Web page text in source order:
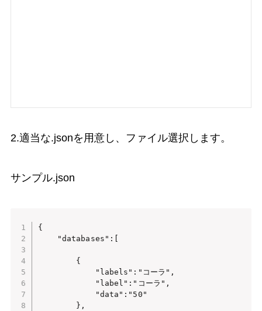
2.適当な.jsonを用意し、ファイル選択します。
サンプル.json
{
    "databases":[
        {
            "labels":"コーラ",
            "label":"コーラ",
            "data":"50"
        },